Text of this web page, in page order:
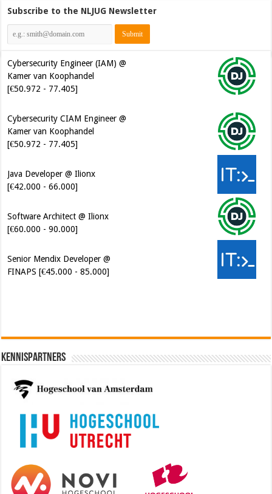
Subscribe to the NLJUG Newsletter
Cybersecurity Engineer (IAM) @
Kamer van Koophandel
[€50.972 - 77.405]
Cybersecurity CIAM Engineer @
Kamer van Koophandel
[€50.972 - 77.405]
Java Developer @ Ilionx
[€42.000 - 66.000]
Software Architect @ Ilionx
[€60.000 - 90.000]
Senior Mendix Developer @
FINAPS [€45.000 - 85.000]
Kennispartners